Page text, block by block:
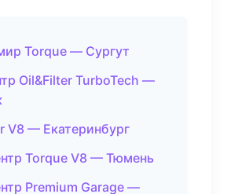
Torque — Сургут
Oil&Filter TurboTech —
V8 — Екатеринбург
Torque V8 — Тюмень
Premium Garage —